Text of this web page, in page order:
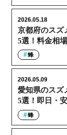
京都府のスズ
5選！料金相
2026.05.18
蜂
愛知県のスズ
5選！即日・
2026.05.09
蜂